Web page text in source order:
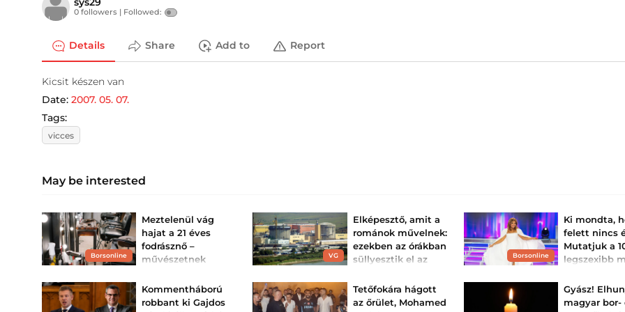
0 followers | Followed:
Details Share Add to Report
Kicsit készen van
Date: 2007. 05. 07.
Tags:
vicces
May be interested
Borsonline
Meztelenül vág
hajat a 21 éves
fodrásznő –
művészetnek
szomszédok
viszont kiakadtak
VG
Elképesztő, amit a
románok művelnek:
ezekben az órákban
süllyesztik el az
− megme...
Több napot is nyerhetnek.
Borsonline
Ki mondta,
felett nincs
Mutatjuk a
legszexibb
Claudiától
Keleti Andrea
és mégis
Kommentháború
robbant ki Gajdos
Tetőfokára hágott
az őrület, Mohamed
Gyász!
magyar bor-